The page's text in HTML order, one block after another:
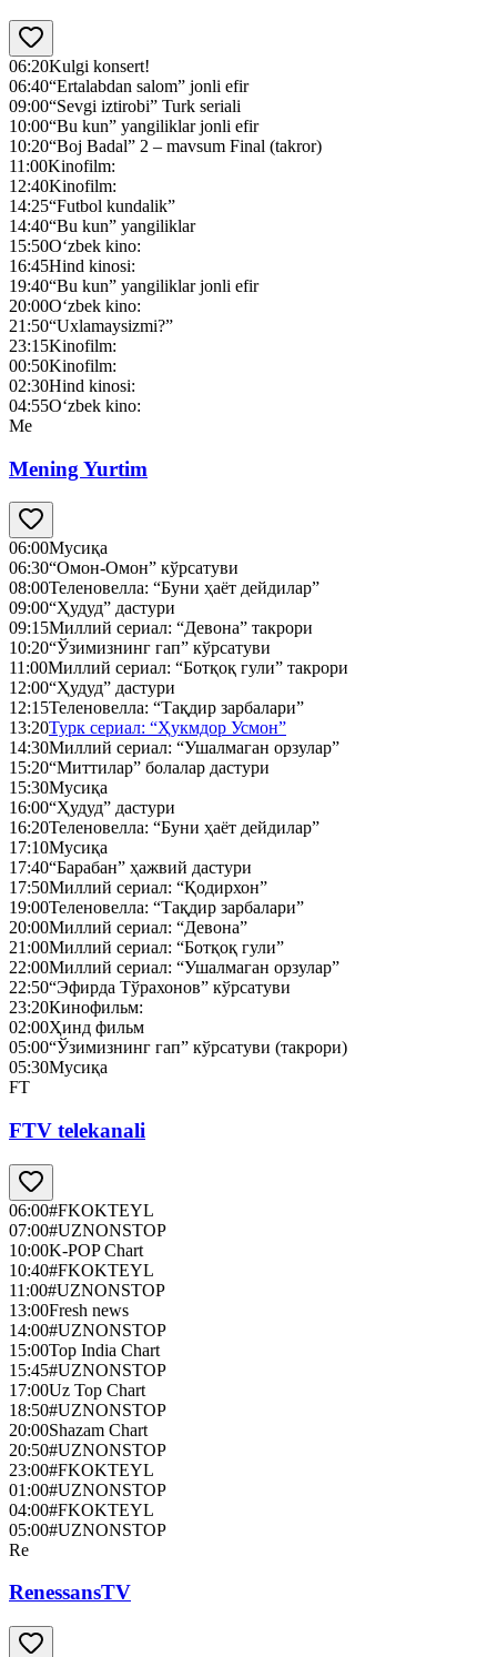
06:20Kulgi konsert!
06:40“Ertalabdan salom” jonli efir
09:00“Sevgi iztirobi” Turk seriali
10:00“Bu kun” yangiliklar jonli efir
10:20“Boj Badal” 2 – mavsum Final (takror)
11:00Kinofilm:
12:40Kinofilm:
14:25“Futbol kundalik”
14:40“Bu kun” yangiliklar
15:50O‘zbek kino:
16:45Hind kinosi:
19:40“Bu kun” yangiliklar jonli efir
20:00O‘zbek kino:
21:50“Uxlamaysizmi?”
23:15Kinofilm:
00:50Kinofilm:
02:30Hind kinosi:
04:55O‘zbek kino:
Me
Mening Yurtim
06:00Мусиқа
06:30“Омон-Омон” кўрсатуви
08:00Теленовелла: “Буни ҳаёт дейдилар”
09:00“Ҳудуд” дастури
09:15Миллий сериал: “Девона” такрори
10:20“Ўзимизнинг гап” кўрсатуви
11:00Миллий сериал: “Ботқоқ гули” такрори
12:00“Ҳудуд” дастури
12:15Теленовелла: “Тақдир зарбалари”
13:20Турк сериал: “Ҳукмдор Усмон”
14:30Миллий сериал: “Ушалмаган орзулар”
15:20“Миттилар” болалар дастури
15:30Мусиқа
16:00“Ҳудуд” дастури
16:20Теленовелла: “Буни ҳаёт дейдилар”
17:10Мусиқа
17:40“Барабан” ҳажвий дастури
17:50Миллий сериал: “Қодирхон”
19:00Теленовелла: “Тақдир зарбалари”
20:00Миллий сериал: “Девона”
21:00Миллий сериал: “Ботқоқ гули”
22:00Миллий сериал: “Ушалмаган орзулар”
22:50“Эфирда Тўрахонов” кўрсатуви
23:20Кинофильм:
02:00Ҳинд фильм
05:00“Ўзимизнинг гап” кўрсатуви (такрори)
05:30Мусиқа
FT
FTV telekanali
06:00#FKOKTEYL
07:00#UZNONSTOP
10:00K-POP Chart
10:40#FKOKTEYL
11:00#UZNONSTOP
13:00Fresh news
14:00#UZNONSTOP
15:00Top India Chart
15:45#UZNONSTOP
17:00Uz Top Chart
18:50#UZNONSTOP
20:00Shazam Chart
20:50#UZNONSTOP
23:00#FKOKTEYL
01:00#UZNONSTOP
04:00#FKOKTEYL
05:00#UZNONSTOP
Re
RenessansTV